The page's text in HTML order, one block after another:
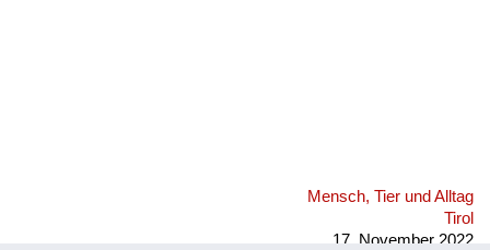
Mensch, Tier und Alltag
Tirol
17. November 2022